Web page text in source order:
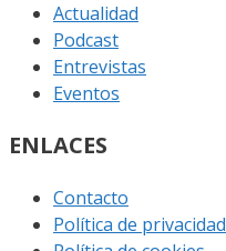
Actualidad
Podcast
Entrevistas
Eventos
ENLACES
Contacto
Política de privacidad